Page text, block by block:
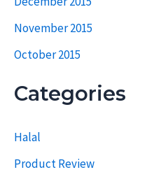
November 2015
October 2015
Categories
Halal
Product Review